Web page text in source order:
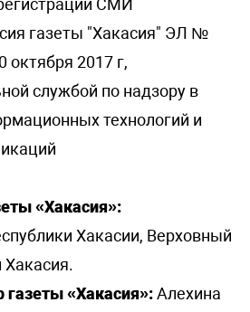
СМИ
газеты "Хакасия" ЭЛ №
октября 2017 г,
службой по надзору в
технологий и
«Хакасия»:
Хакасии, Верховный
Хакасия.
газеты «Хакасия»:Алехина